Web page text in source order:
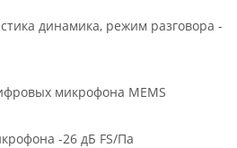
динамика, режим разговора -
микрофона MEMS
-26 дБ FS/Па